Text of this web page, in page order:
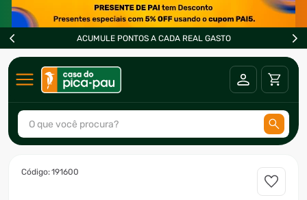
ACUMULE PONTOS A CADA REAL GASTO
O que você procura?
:191600